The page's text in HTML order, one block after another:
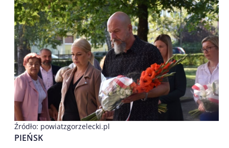
Źródło: powiatzgorzelecki.pl
PIEŃSK